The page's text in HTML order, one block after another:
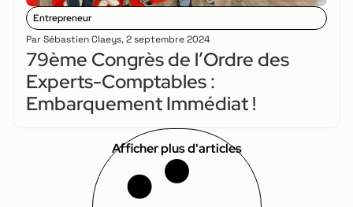
Entrepreneur
Par Sébastien Claeys,2 septembre 2024
79ème Congrès de l’Ordre des
Experts-Comptables :
Embarquement Immédiat !
Afficher plus d'articles